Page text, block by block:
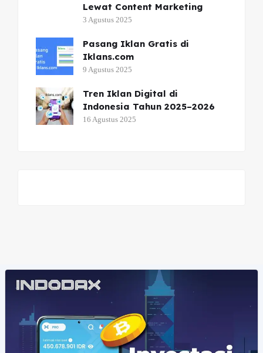
Lewat Content Marketing
3 Agustus 2025
Pasang Iklan Gratis di
Iklans.com
9 Agustus 2025
Tren Iklan Digital di
Indonesia Tahun 2025–2026
16 Agustus 2025